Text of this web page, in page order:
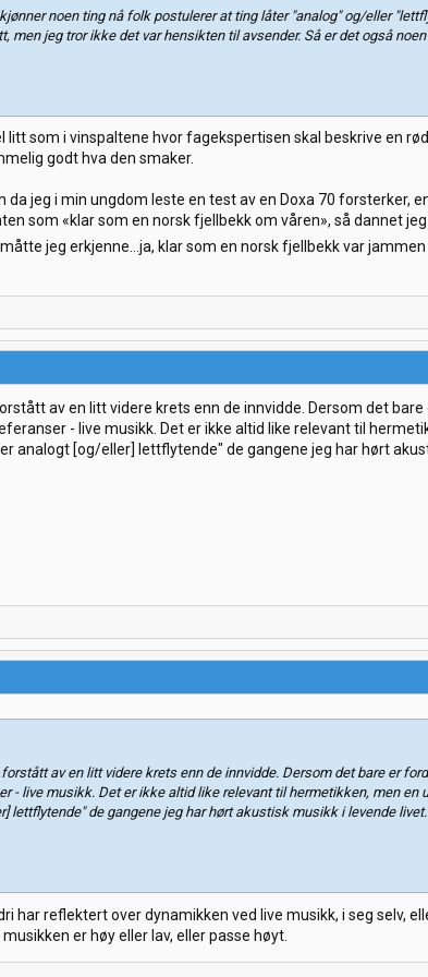
noen ting nå folk postulerer at ting låter "analog" og/eller
men jeg tror ikke det var hensikten til avsender. Så er det også
litt som i vinspaltene hvor fagekspertisen skal beskrive en
godt hva den smaker.
da jeg i min ungdom leste en test av en Doxa 70 forsterker,
som «klar som en norsk fjellbekk om våren», så dannet
jeg erkjenne…ja, klar som en norsk fjellbekk var
av en litt videre krets enn de innvidde. Dersom det
- live musikk. Det er ikke altid like relevant til
analogt [og/eller] lettflytende" de gangene jeg har hørt
av en litt videre krets enn de innvidde. Dersom det bare er
- live musikk. Det er ikke altid like relevant til hermetikken, men
lettflytende" de gangene jeg har hørt akustisk musikk i levende livet.
har reflektert over dynamikken ved live musikk, i seg selv,
er høy eller lav, eller passe høyt.